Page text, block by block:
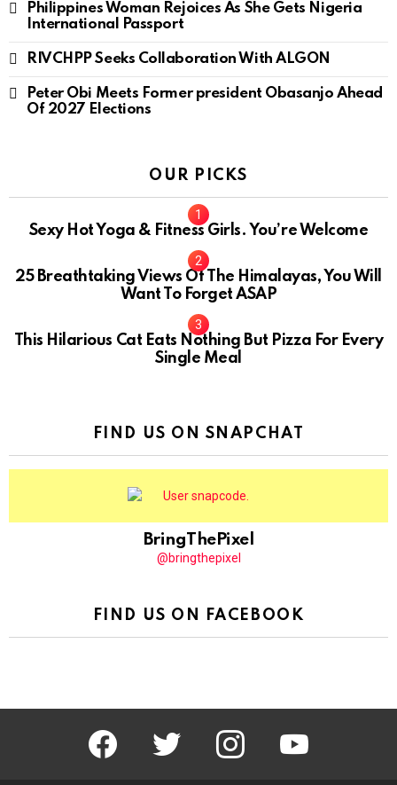
Philippines Woman Rejoices As She Gets Nigeria
International Passport
RIVCHPP Seeks Collaboration With ALGON
Peter Obi Meets Former president Obasanjo Ahead
Of 2027 Elections
OUR PICKS
Sexy Hot Yoga & Fitness Girls. You’re Welcome
10
25 Breathtaking Views Of The Himalayas, You Will
Want To Forget ASAP
This Hilarious Cat Eats Nothing But Pizza For Every
Single Meal
FIND US ON SNAPCHAT
BringThePixel
@bringthepixel
FIND US ON FACEBOOK
facebook twitter instagram youtube